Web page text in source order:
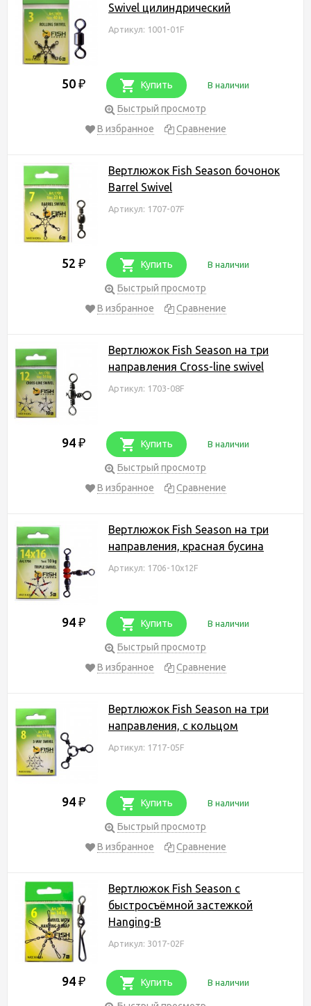
Swivel цилиндрический
Артикул: 1001-01F
50 ₽ Купить В наличии
Быстрый просмотр
В избранное
Сравнение
Вертлюжок Fish Season бочонок
Barrel Swivel
Артикул: 1707-07F
52 ₽ Купить В наличии
Быстрый просмотр
В избранное
Сравнение
Вертлюжок Fish Season на три
направления Cross-line swivel
Артикул: 1703-08F
94 ₽ Купить В наличии
Быстрый просмотр
В избранное
Сравнение
Вертлюжок Fish Season на три
направления, красная бусина
Артикул: 1706-10х12F
94 ₽ Купить В наличии
Быстрый просмотр
В избранное
Сравнение
Вертлюжок Fish Season на три
направления, с кольцом
Артикул: 1717-05F
94 ₽ Купить В наличии
Быстрый просмотр
В избранное
Сравнение
Вертлюжок Fish Season с
быстросъёмной застежкой
Hanging-B
Артикул: 3017-02F
94 ₽ Купить В наличии